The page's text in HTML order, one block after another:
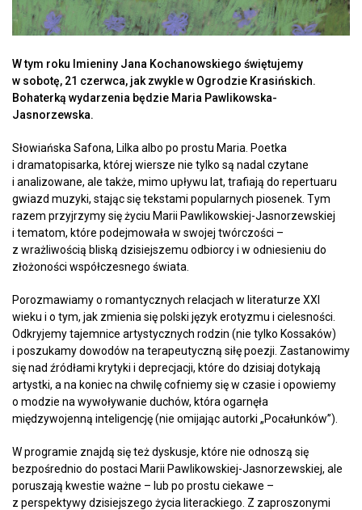
W tym roku Imieniny Jana Kochanowskiego świętujemy
w sobotę, 21 czerwca, jak zwykle w Ogrodzie Krasińskich.
Bohaterką wydarzenia będzie Maria Pawlikowska-
Jasnorzewska.
Słowiańska Safona, Lilka albo po prostu Maria. Poetka
i dramatopisarka, której wiersze nie tylko są nadal czytane
i analizowane, ale także, mimo upływu lat, trafiają do repertuaru
gwiazd muzyki, stając się tekstami popularnych piosenek. Tym
razem przyjrzymy się życiu Marii Pawlikowskiej-Jasnorzewskiej
i tematom, które podejmowała w swojej twórczości –
z wrażliwością bliską dzisiejszemu odbiorcy i w odniesieniu do
złożoności współczesnego świata.
Porozmawiamy o romantycznych relacjach w literaturze XXI
wieku i o tym, jak zmienia się polski język erotyzmu i cielesności.
Odkryjemy tajemnice artystycznych rodzin (nie tylko Kossaków)
i poszukamy dowodów na terapeutyczną siłę poezji. Zastanowimy
się nad źródłami krytyki i deprecjacji, które do dzisiaj dotykają
artystki, a na koniec na chwilę cofniemy się w czasie i opowiemy
o modzie na wywoływanie duchów, która ogarnęła
międzywojenną inteligencję (nie omijając autorki „Pocałunków”).
W programie znajdą się też dyskusje, które nie odnoszą się
bezpośrednio do postaci Marii Pawlikowskiej-Jasnorzewskiej, ale
poruszają kwestie ważne – lub po prostu ciekawe –
z perspektywy dzisiejszego życia literackiego. Z zaproszonymi